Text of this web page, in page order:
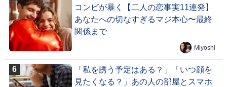
コンビが暴く【二人の恋事実11連発】
あなたへの切なすぎるマジ本心〜最終
関係まで
Miyoshi
「私を誘う予定はある？」「いつ顔を
見たくなる？」あの人の部屋とスマホ